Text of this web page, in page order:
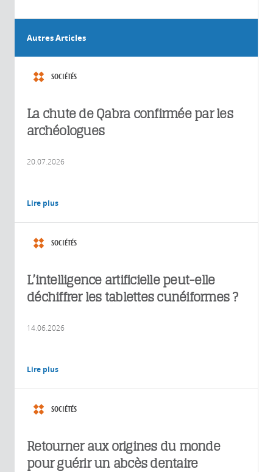
Autres Articles
SOCIÉTÉS
La chute de Qabra confirmée par les
archéologues
20.07.2026
Lire plus
SOCIÉTÉS
L’intelligence artificielle peut-elle
déchiffrer les tablettes cunéiformes ?
14.06.2026
Lire plus
SOCIÉTÉS
Retourner aux origines du monde
pour guérir un abcès dentaire